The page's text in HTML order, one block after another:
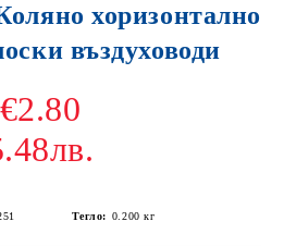
хоризонтално
въздуховоди
€2.80
Тегло: 0.200 кг